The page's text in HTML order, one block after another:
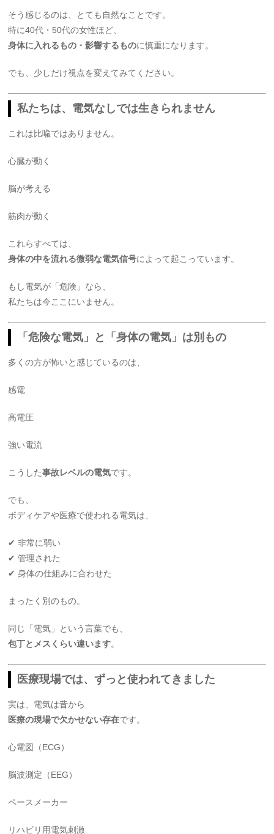
そう感じるのは、とても自然なことです。
特に40代・50代の女性ほど、
身体に入れるもの・影響するものに慎重になります。
でも、少しだけ視点を変えてみてください。
私たちは、電気なしでは生きられません
これは比喩ではありません。
心臓が動く
脳が考える
筋肉が動く
これらすべては、
身体の中を流れる微弱な電気信号によって起こっています。
もし電気が「危険」なら、
私たちは今ここにいません。
「危険な電気」と「身体の電気」は別もの
多くの方が怖いと感じているのは、
感電
高電圧
強い電流
こうした事故レベルの電気です。
でも、
ボディケアや医療で使われる電気は、
✔ 非常に弱い
✔ 管理された
✔ 身体の仕組みに合わせた
まったく別のもの。
同じ「電気」という言葉でも、
包丁とメスくらい違います。
医療現場では、ずっと使われてきました
実は、電気は昔から
医療の現場で欠かせない存在です。
心電図（ECG）
脳波測定（EEG）
ペースメーカー
リハビリ用電気刺激